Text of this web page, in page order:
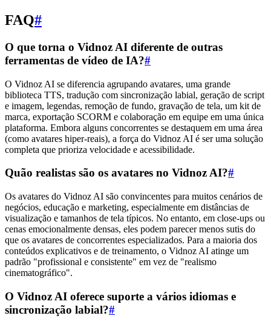
FAQ#
O que torna o Vidnoz AI diferente de outras
ferramentas de vídeo de IA?#
O Vidnoz AI se diferencia agrupando avatares, uma grande
biblioteca TTS, tradução com sincronização labial, geração de script
e imagem, legendas, remoção de fundo, gravação de tela, um kit de
marca, exportação SCORM e colaboração em equipe em uma única
plataforma. Embora alguns concorrentes se destaquem em uma área
(como avatares hiper-reais), a força do Vidnoz AI é ser uma solução
completa que prioriza velocidade e acessibilidade.
Quão realistas são os avatares no Vidnoz AI?#
Os avatares do Vidnoz AI são convincentes para muitos cenários de
negócios, educação e marketing, especialmente em distâncias de
visualização e tamanhos de tela típicos. No entanto, em close-ups ou
cenas emocionalmente densas, eles podem parecer menos sutis do
que os avatares de concorrentes especializados. Para a maioria dos
conteúdos explicativos e de treinamento, o Vidnoz AI atinge um
padrão "profissional e consistente" em vez de "realismo
cinematográfico".
O Vidnoz AI oferece suporte a vários idiomas e
sincronização labial?#